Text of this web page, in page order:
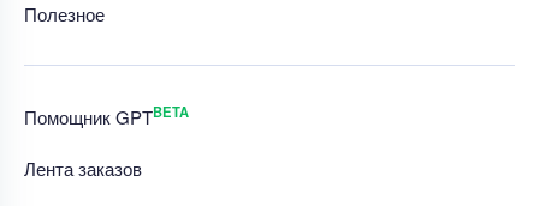
Полезное
Помощник GPTBETA
Лента заказов